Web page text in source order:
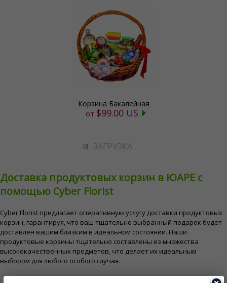
Корзина Бакалейная
от $99.00 US
ЗАГРУЗКА
Доставка продуктовых корзин в ЮАРЕ с
помощью Cyber ​​Florist
Cyber ​​Florist предлагает оперативную услугу доставки продуктовых
корзин, гарантируя, что ваш тщательно выбранный подарок будет
доставлен вашим близким в идеальном состоянии. Наши
продуктовые корзины тщательно составлены из множества
высококачественных предметов, что делает их идеальным
выбором для любого особого случая.